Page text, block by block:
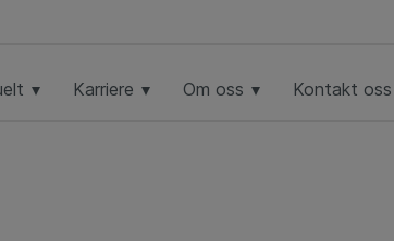
Karriere Om oss Kontakt oss